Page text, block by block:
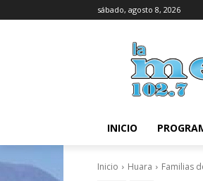
sábado, agosto 8, 2026
INICIO
Inicio Huara Familias